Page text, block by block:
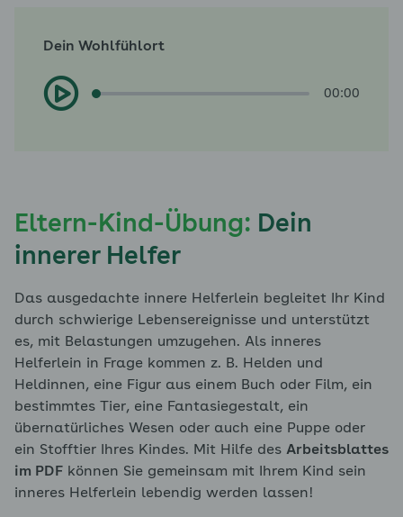
Dein Wohlfühlort
00:00 00:00
Eltern-Kind-Übung: Dein
innerer Helfer
Das ausgedachte innere Helferlein begleitet Ihr Kind
durch schwierige Lebensereignisse und unterstützt
es, mit Belastungen umzugehen. Als inneres
Helferlein in Frage kommen z. B. Helden und
Heldinnen, eine Figur aus einem Buch oder Film, ein
bestimmtes Tier, eine Fantasiegestalt, ein
übernatürliches Wesen oder auch eine Puppe oder
ein Stofftier Ihres Kindes. Mit Hilfe des Arbeitsblattes
im PDF können Sie gemeinsam mit Ihrem Kind sein
inneres Helferlein lebendig werden lassen!